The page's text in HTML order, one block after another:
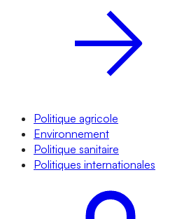
Politique agricole
Environnement
Politique sanitaire
Politiques internationales